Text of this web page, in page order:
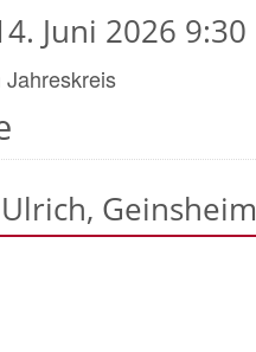
Juni 2026 9:30
Jahreskreis
Geinsheim